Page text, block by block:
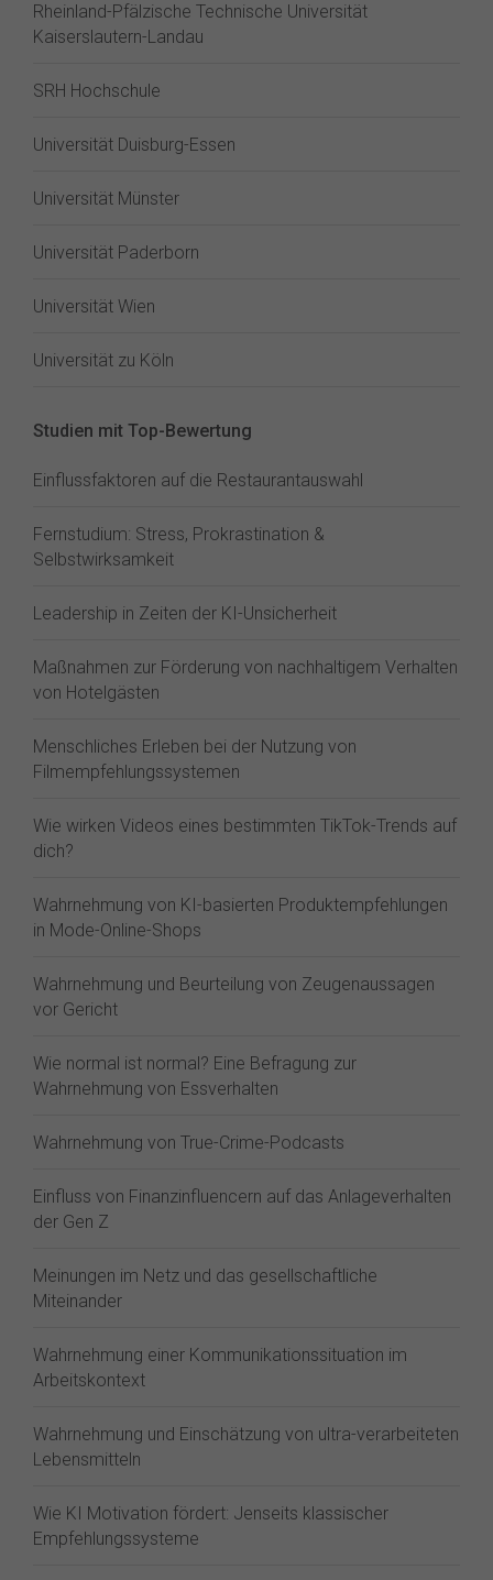
Rheinland-Pfälzische Technische Universität
Kaiserslautern-Landau
SRH Hochschule
Universität Duisburg-Essen
Universität Münster
Universität Paderborn
Universität Wien
Universität zu Köln
Studien mit Top-Bewertung
Einflussfaktoren auf die Restaurantauswahl
Fernstudium: Stress, Prokrastination &
Selbstwirksamkeit
Leadership in Zeiten der KI-Unsicherheit
Maßnahmen zur Förderung von nachhaltigem Verhalten
von Hotelgästen
Menschliches Erleben bei der Nutzung von
Filmempfehlungssystemen
Wie wirken Videos eines bestimmten TikTok-Trends auf
dich?
Wahrnehmung von KI-basierten Produktempfehlungen
in Mode-Online-Shops
Wahrnehmung und Beurteilung von Zeugenaussagen
vor Gericht
Wie normal ist normal? Eine Befragung zur
Wahrnehmung von Essverhalten
Wahrnehmung von True-Crime-Podcasts
Einfluss von Finanzinfluencern auf das Anlageverhalten
der Gen Z⁠
Meinungen im Netz und das gesellschaftliche
Miteinander
Wahrnehmung einer Kommunikationssituation im
Arbeitskontext
Wahrnehmung und Einschätzung von ultra-verarbeiteten
Lebensmitteln
Wie KI Motivation fördert: Jenseits klassischer
Empfehlungssysteme